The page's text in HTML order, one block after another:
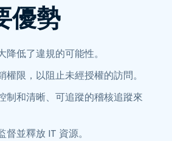
優勢
低了違規的可能性。
限，以阻止未經授權的訪問。
制和清晰、可追蹤的稽核追蹤來
並釋放 IT 資源。